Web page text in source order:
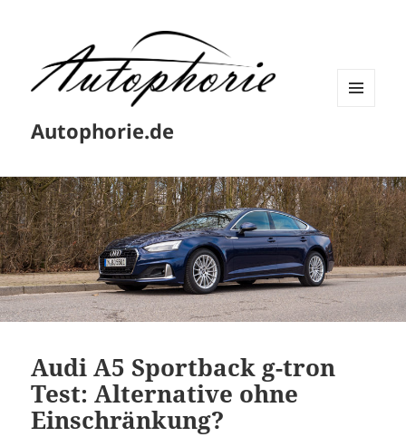
Autophorie.de
Audi A5 Sportback g-tron
Test: Alternative ohne
Einschränkung?